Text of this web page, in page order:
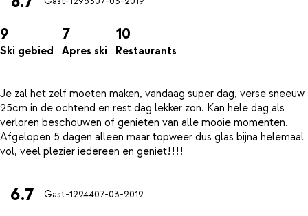
9
Ski gebied
7
Apres ski
10
Restaurants
Je zal het zelf moeten maken, vandaag super dag, verse sneeuw
25cm in de ochtend en rest dag lekker zon. Kan hele dag als
verloren beschouwen of genieten van alle mooie momenten.
Afgelopen 5 dagen alleen maar topweer dus glas bijna helemaal
6.7 Gast-1294407-03-2019